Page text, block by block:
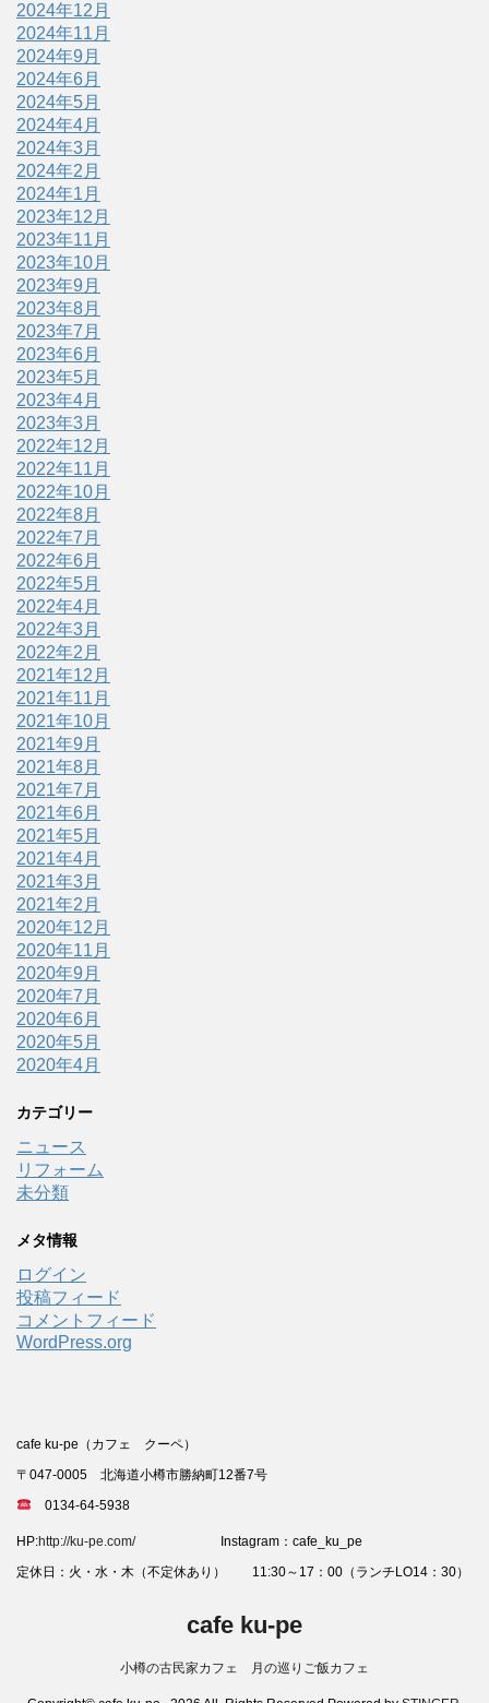
2024年12月
2024年11月
2024年9月
2024年6月
2024年5月
2024年4月
2024年3月
2024年2月
2024年1月
2023年12月
2023年11月
2023年10月
2023年9月
2023年8月
2023年7月
2023年6月
2023年5月
2023年4月
2023年3月
2022年12月
2022年11月
2022年10月
2022年8月
2022年7月
2022年6月
2022年5月
2022年4月
2022年3月
2022年2月
2021年12月
2021年11月
2021年10月
2021年9月
2021年8月
2021年7月
2021年6月
2021年5月
2021年4月
2021年3月
2021年2月
2020年12月
2020年11月
2020年9月
2020年7月
2020年6月
2020年5月
2020年4月
カテゴリー
ニュース
リフォーム
未分類
メタ情報
ログイン
投稿フィード
コメントフィード
WordPress.org
cafe ku-pe（カフェ クーペ）
〒047-0005 北海道小樽市勝納町12番7号
0134-64-5938
HP:http://ku-pe.com/
Instagram：cafe_ku_pe
定休日：火・水・木（不定休あり） 11:30～17：00（ランチLO14：30）
cafe ku-pe
小樽の古民家カフェ 月の巡りご飯カフェ